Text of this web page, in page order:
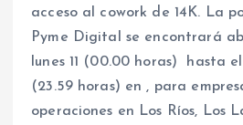
acceso al cowork de 14K. La
Pyme Digital se encontrará
lunes 11 (00.00 horas) hasta
(23.59 horas) en , para
operaciones en Los Ríos, Los